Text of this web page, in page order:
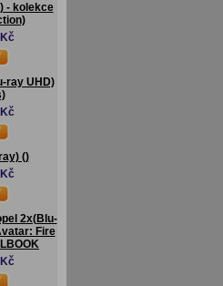
- kolekce
ray UHD)
()
2x(Blu-
Fire